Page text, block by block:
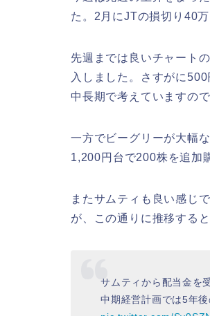
た。2月にJTの損切り40
先週までは良いチャート
入しました。さすがに
中長期で考えていますの
一方でビーグリーが大幅
1,200円台で200株を追加
またサムティも良い感じ
が、この通りに推移する
サムティから配当金を
中期経営計画では5年